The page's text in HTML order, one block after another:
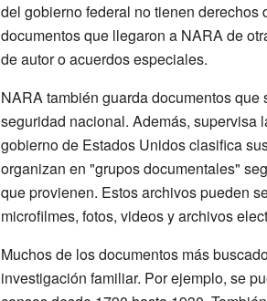
del gobierno federal no tienen derechos
documentos que llegaron a NARA de
de autor o acuerdos especiales.
NARA también guarda documentos que
seguridad nacional. Además, supervisa
gobierno de Estados Unidos clasifica
organizan en "grupos documentales"
que provienen. Estos archivos pueden
microfilmes, fotos, videos y archivos
Muchos de los documentos más
investigación familiar. Por ejemplo, se